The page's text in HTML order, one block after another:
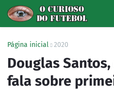
Página inicial 2020
Douglas
fala sobre